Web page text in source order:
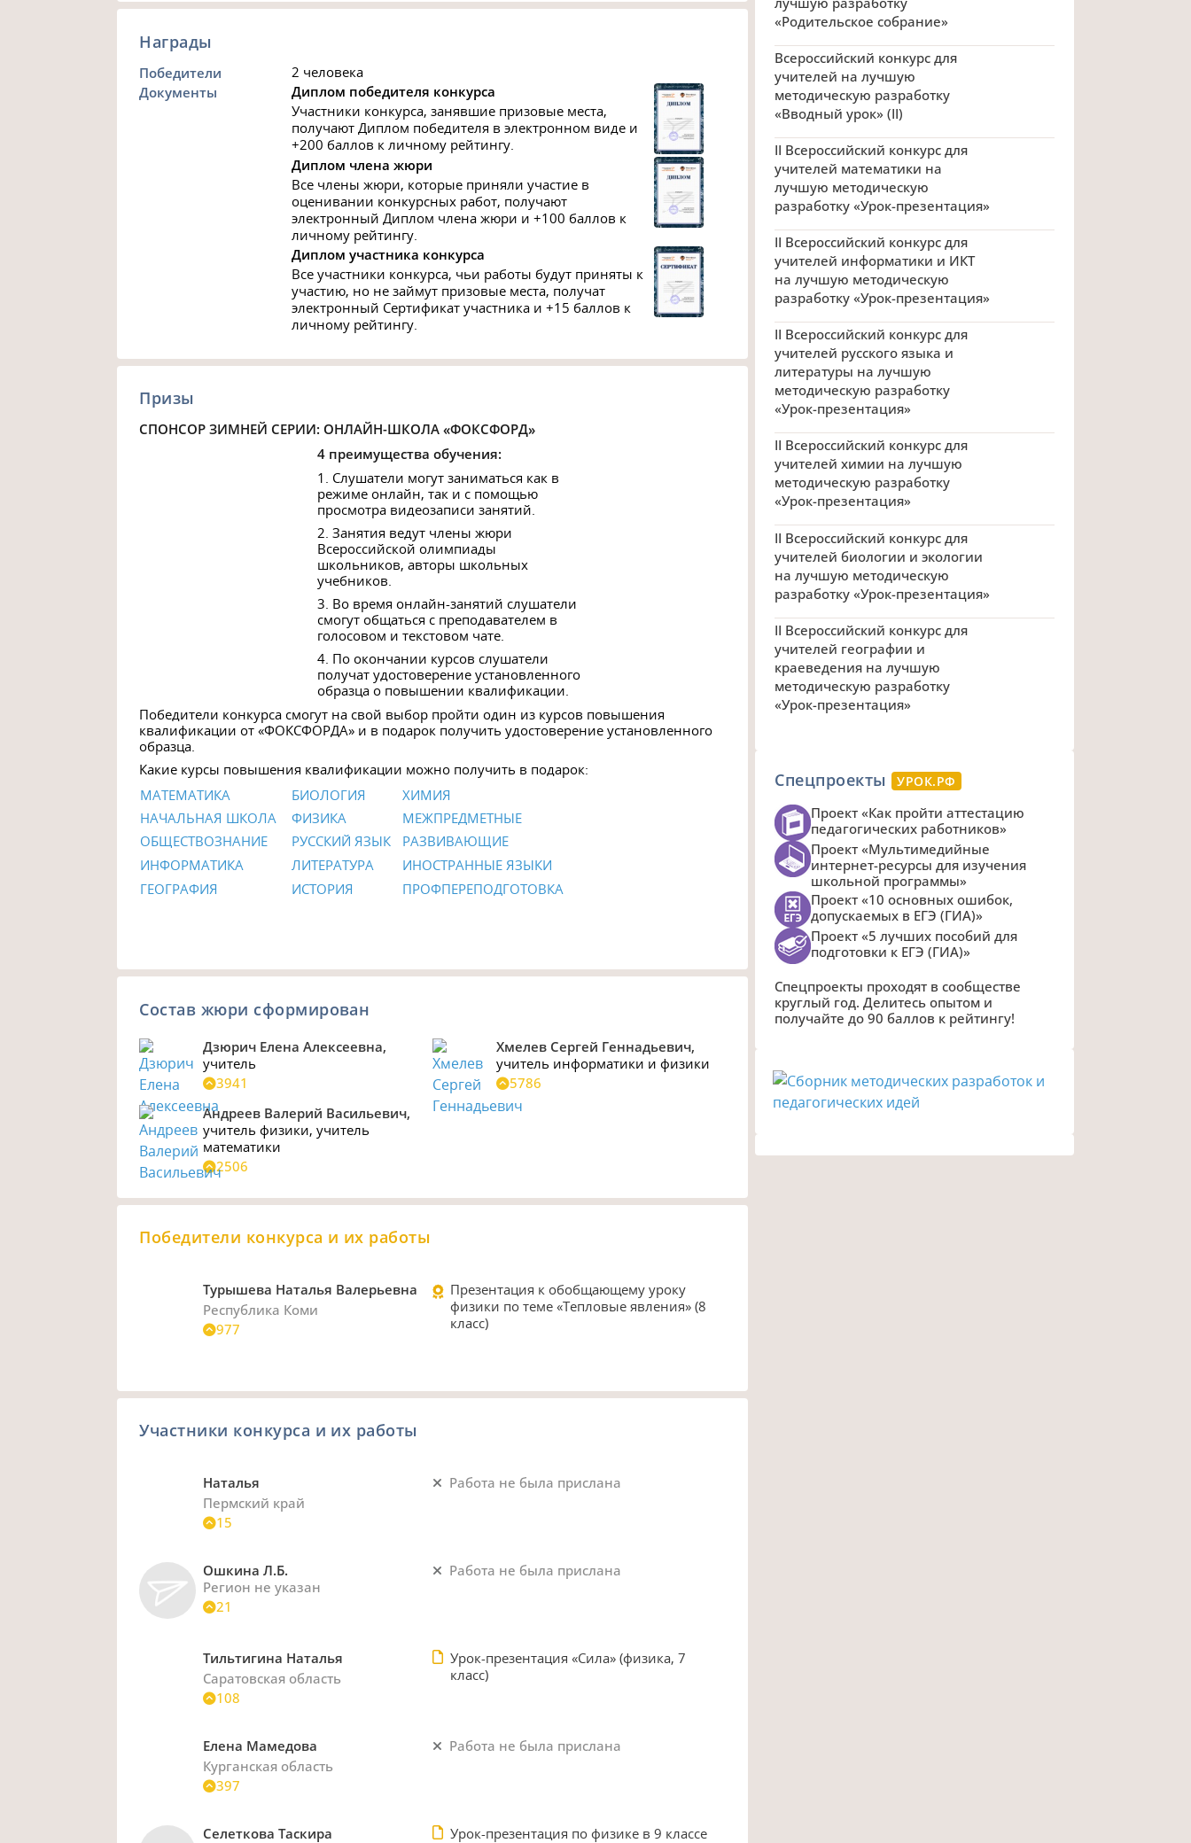
Награды
Победители
2 человека
Документы
Диплом победителя конкурса
Участники конкурса, занявшие призовые места,
получают Диплом победителя в электронном виде и
+200 баллов к личному рейтингу.
Диплом члена жюри
Все члены жюри, которые приняли участие в
оценивании конкурсных работ, получают
электронный Диплом члена жюри и +100 баллов к
личному рейтингу.
Диплом участника конкурса
Все участники конкурса, чьи работы будут приняты к
участию, но не займут призовые места, получат
электронный Сертификат участника и +15 баллов к
личному рейтингу.
Призы
СПОНСОР ЗИМНЕЙ СЕРИИ: ОНЛАЙН-ШКОЛА «ФОКСФОРД»
4 преимущества обучения:
1. Слушатели могут заниматься как в
режиме онлайн, так и с помощью
просмотра видеозаписи занятий.
2. Занятия ведут члены жюри
Всероссийской олимпиады
школьников, авторы школьных
учебников.
3. Во время онлайн-занятий слушатели
смогут общаться с преподавателем в
голосовом и текстовом чате.
4. По окончании курсов слушатели
получат удостоверение установленного
образца о повышении квалификации.
Победители конкурса смогут на свой выбор пройти один из курсов повышения
квалификации от «ФОКСФОРДА» и в подарок получить удостоверение установленного
образца.
Какие курсы повышения квалификации можно получить в подарок:
МАТЕМАТИКА
БИОЛОГИЯ
ХИМИЯ
НАЧАЛЬНАЯ ШКОЛА
ФИЗИКА
МЕЖПРЕДМЕТНЫЕ
ОБЩЕСТВОЗНАНИЕ
РУССКИЙ ЯЗЫК
РАЗВИВАЮЩИЕ
ИНФОРМАТИКА
ЛИТЕРАТУРА
ИНОСТРАННЫЕ ЯЗЫКИ
ГЕОГРАФИЯ
ИСТОРИЯ ПРОФПЕРЕПОДГОТОВКА
Состав жюри сформирован
Дзюрич Елена Алексеевна,
учитель
3941
Хмелев Сергей Геннадьевич,
учитель информатики и физики
5786
Андреев Валерий Васильевич,
учитель физики,учитель
математики
2506
Победители конкурса и их работы
Турышева Наталья Валерьевна
Республика Коми
977
Презентация к обобщающему уроку
физики по теме «Тепловые явления» (8
класс)
Участники конкурса и их работы
Наталья
Пермский край
15
Работа не была прислана
Ошкина Л.Б.
Регион не указан
21
Работа не была прислана
Тильтигина Наталья
Саратовская область
108
Урок-презентация «Сила» (физика, 7
класс)
Елена Мамедова
Курганская область
397
Работа не была прислана
Селеткова Таскира
Урок-презентация по физике в 9 классе
«Родительское собрание»
Всероссийский конкурс для
учителей на лучшую
методическую разработку
«Вводный урок» (II)
II Всероссийский конкурс для
учителей математики на
лучшую методическую
разработку «Урок-презентация»
II Всероссийский конкурс для
учителей информатики и ИКТ
на лучшую методическую
разработку «Урок-презентация»
II Всероссийский конкурс для
учителей русского языка и
литературы на лучшую
методическую разработку
«Урок-презентация»
II Всероссийский конкурс для
учителей химии на лучшую
методическую разработку
«Урок-презентация»
II Всероссийский конкурс для
учителей биологии и экологии
на лучшую методическую
разработку «Урок-презентация»
II Всероссийский конкурс для
учителей географии и
краеведения на лучшую
методическую разработку
«Урок-презентация»
Спецпроекты УРОК.РФ
Проект «Как пройти аттестацию
педагогических работников»
Проект «Мультимедийные
интернет-ресурсы для изучения
школьной программы»
Проект «10 основных ошибок,
допускаемых в ЕГЭ (ГИА)»
Проект «5 лучших пособий для
подготовки к ЕГЭ (ГИА)»
Спецпроекты проходят в сообществе
круглый год. Делитесь опытом и
получайте до 90 баллов к рейтингу!